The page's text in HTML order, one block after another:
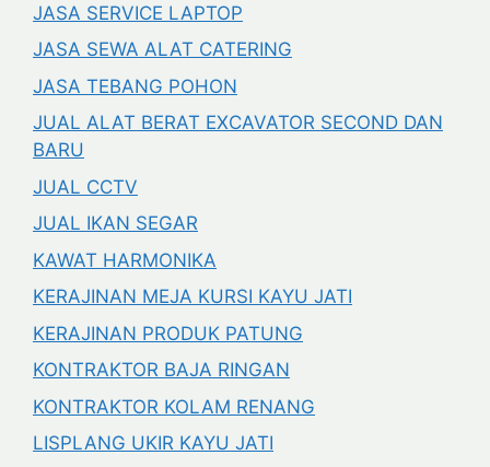
JASA SERVICE LAPTOP
JASA SEWA ALAT CATERING
JASA TEBANG POHON
JUAL ALAT BERAT EXCAVATOR SECOND DAN
BARU
JUAL CCTV
JUAL IKAN SEGAR
KAWAT HARMONIKA
KERAJINAN MEJA KURSI KAYU JATI
KERAJINAN PRODUK PATUNG
KONTRAKTOR BAJA RINGAN
KONTRAKTOR KOLAM RENANG
LISPLANG UKIR KAYU JATI